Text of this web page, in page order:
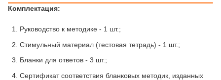
Комплектация:
Руководство к методикe - 1 шт.;
Стимульный материал (тестовая тетрадь) - 1 шт.;
Бланки для ответов - 3 шт.;
Сертификат соответствия бланковых методик, изданных